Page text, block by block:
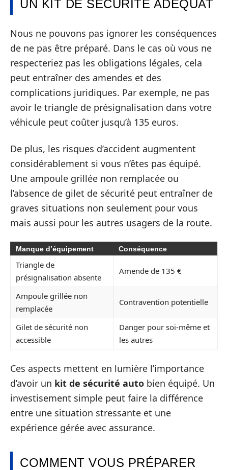
UN KIT DE SÉCURITÉ ADÉQUAT
Nous ne pouvons pas ignorer les conséquences
de ne pas être préparé. Dans le cas où vous ne
respecteriez pas les obligations légales, cela
peut entraîner des amendes et des
complications juridiques. Par exemple, ne pas
avoir le triangle de présignalisation dans votre
véhicule peut coûter jusqu’à 135 euros.
De plus, les risques d’accident augmentent
considérablement si vous n’êtes pas équipé.
Une ampoule grillée non remplacée ou
l’absence de gilet de sécurité peut entraîner de
graves situations non seulement pour vous
mais aussi pour les autres usagers de la route.
Manque d’équipement Conséquence
Triangle de
présignalisation absente
Amende de 135 €
Ampoule grillée non
remplacée
Contravention potentielle
Gilet de sécurité non
accessible
Danger pour soi-même et
les autres
Ces aspects mettent en lumière l’importance
d’avoir un kit de sécurité auto bien équipé. Un
investisement simple peut faire la différence
entre une situation stressante et une
expérience gérée avec assurance.
COMMENT VOUS PRÉPARER